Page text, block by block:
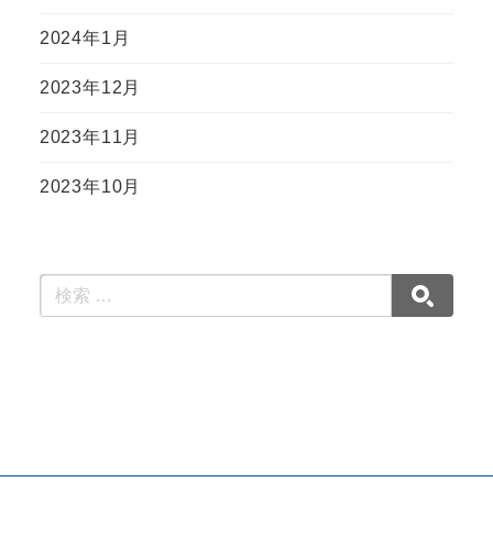
2024年1月
2023年12月
2023年11月
2023年10月